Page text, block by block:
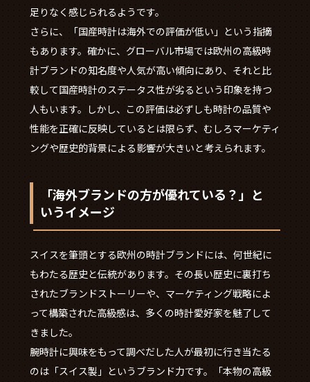
足りなく感じられるようです。
さらに、「国産時計は海外での評価が低い」という指摘
もあります。確かに、グローバル市場では欧州の高級時
計ブランドの知名度や人気が高い傾向にあり、それと比
較して国産時計のステータス性が劣るという印象を持つ
人もいます。しかし、この評価は必ずしも時計の品質や
性能を正確に反映しているとは限らず、むしろマーケティ
ングや歴史的背景による影響が大きいと考えられます。
「海外ブランドの方が優れている？」と
いうイメージ
スイスを筆頭とする欧州の時計ブランドには、何世紀に
もわたる歴史と伝統があります。その長い歴史に裏打ち
されたブランドストーリーや、マーケティング戦略によ
って構築された高級感は、多くの時計愛好家を魅了して
きました。
腕時計に興味をもって調べだした人が最初に行き当たる
のは「スイス製」というブランド力です。「本物の高級